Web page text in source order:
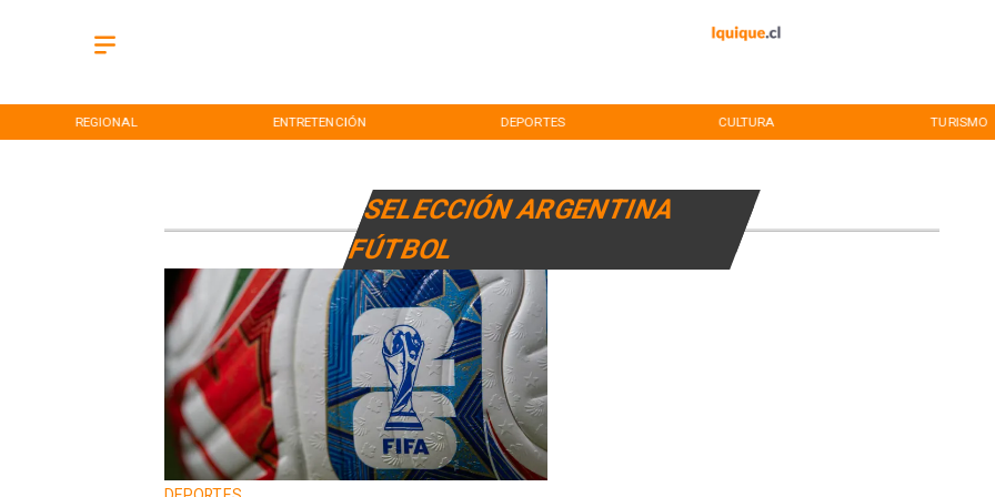
REGIONAL ENTRETENCIÓN DEPORTES CULTURA TURISMO
SELECCIÓN ARGENTINA
FÚTBOL